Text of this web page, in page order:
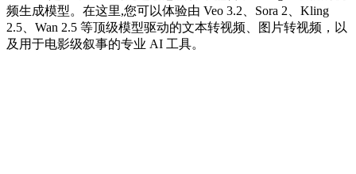
频生成模型。在这里,您可以体验由 Veo 3.2、Sora 2、Kling
2.5、Wan 2.5 等顶级模型驱动的文本转视频、图片转视频，以
及用于电影级叙事的专业 AI 工具。